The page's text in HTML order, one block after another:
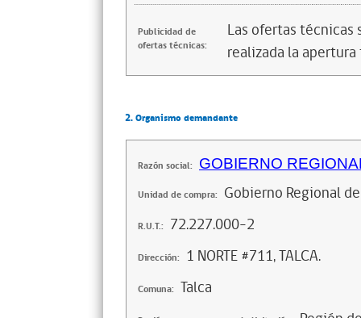
Publicidad de
ofertas técnicas:
Las ofertas
realizada la
2. Organismo demandante
Razón social: GOBIERNO
Unidad de compra: Gobierno Regional
R.U.T.: 72.227.000-2
Dirección: 1 NORTE #711, TALCA.
Comuna: Talca